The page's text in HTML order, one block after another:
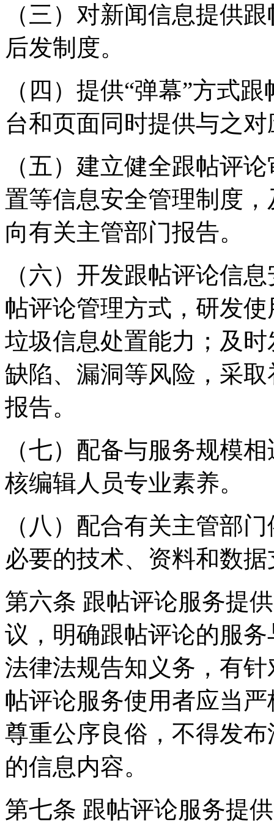
（三）对新闻信息提供
后发制度。
（四）提供“弹幕”方式
台和页面同时提供与之
（五）建立健全跟帖评
置等信息安全管理制度
向有关主管部门报告。
（六）开发跟帖评论信
帖评论管理方式，研发
垃圾信息处置能力；及
缺陷、漏洞等风险，采
报告。
（七）配备与服务规模
核编辑人员专业素养。
（八）配合有关主管部
必要的技术、资料和数
第六条 跟帖评论服务提
议，明确跟帖评论的服
法律法规告知义务，有
帖评论服务使用者应当
尊重公序良俗，不得发
的信息内容。
第七条 跟帖评论服务提